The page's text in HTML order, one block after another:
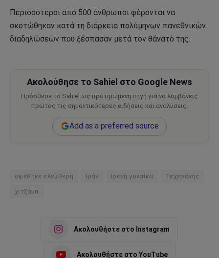
Περισσότεροι από 500 άνθρωποι φέρονται να
σκοτώθηκαν κατά τη διάρκεια πολύμηνων πανεθνικών
διαδηλώσεων που ξέσπασαν μετά τον θάνατό της.
Ακολούθησε το Sahiel στο Google News
Πρόσθεσε το Sahiel ως προτιμώμενη πηγή για να λαμβάνεις
πρώτος τις σημαντικότερες ειδήσεις και αναλύσεις.
Add as a preferred source
αφέθηκε ελεύθερη Ιράν Ιρανή γυναίκα Τεχεράνης
χιτζάμπ
Ακολουθήστε στο Instagram
Ακολουθήστε στο YouTube